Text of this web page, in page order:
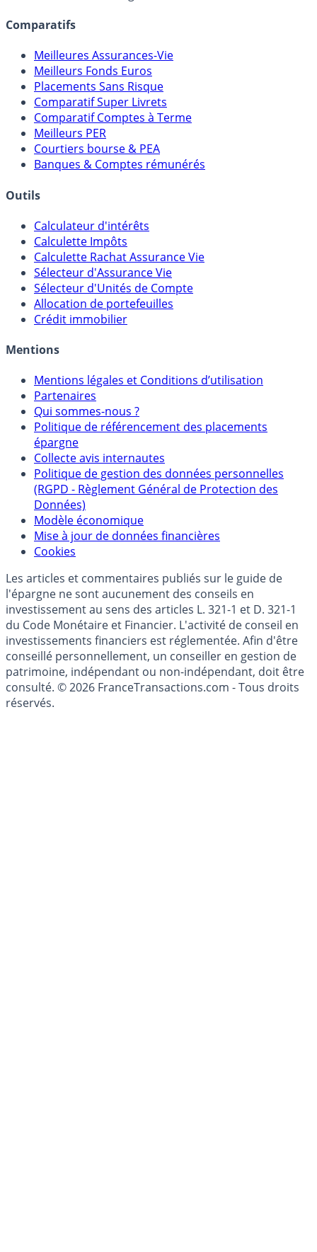
Comparatifs
Meilleures Assurances-Vie
Meilleurs Fonds Euros
Placements Sans Risque
Comparatif Super Livrets
Comparatif Comptes à Terme
Meilleurs PER
Courtiers bourse & PEA
Banques & Comptes rémunérés
Outils
Calculateur d'intérêts
Calculette Impôts
Calculette Rachat Assurance Vie
Sélecteur d'Assurance Vie
Sélecteur d'Unités de Compte
Allocation de portefeuilles
Crédit immobilier
Mentions
Mentions légales et Conditions d’utilisation
Partenaires
Qui sommes-nous ?
Politique de référencement des placements
épargne
Collecte avis internautes
Politique de gestion des données personnelles
(RGPD - Règlement Général de Protection des
Données)
Modèle économique
Mise à jour de données financières
Cookies
Les articles et commentaires publiés sur le guide de
l'épargne ne sont aucunement des conseils en
investissement au sens des articles L. 321-1 et D. 321-1
du Code Monétaire et Financier. L'activité de conseil en
investissements financiers est réglementée. Afin d'être
conseillé personnellement, un conseiller en gestion de
patrimoine, indépendant ou non-indépendant, doit être
consulté. © 2026 FranceTransactions.com - Tous droits
réservés.